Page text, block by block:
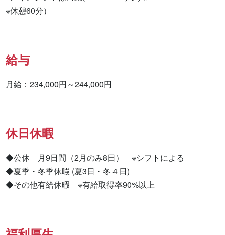
※休憩60分）
給与
月給：234,000円～244,000円
休日休暇
◆公休　月9日間（2月のみ8日）　※シフトによる
◆夏季・冬季休暇 (夏3日・冬４日)
◆その他有給休暇　※有給取得率90%以上